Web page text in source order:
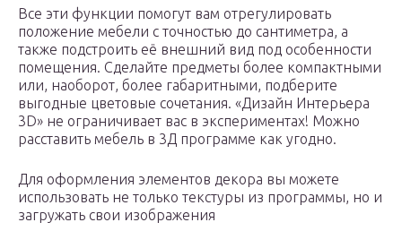
Все эти функции помогут вам отрегулировать
положение мебели с точностью до сантиметра, а
также подстроить её внешний вид под особенности
помещения. Сделайте предметы более компактными
или, наоборот, более габаритными, подберите
выгодные цветовые сочетания. «‎Дизайн Интерьера
3D» не ограничивает вас в экспериментах! Можно
расставить мебель в 3Д программе как угодно.
Для оформления элементов декора вы можете
использовать не только текстуры из программы, но и
загружать свои изображения